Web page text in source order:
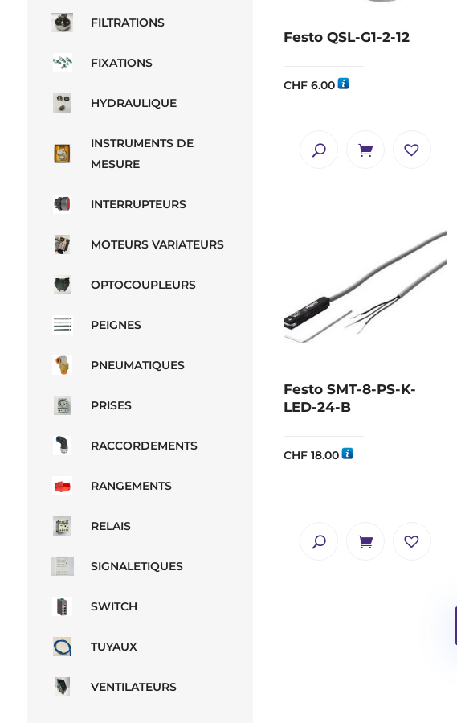
Festo QSL-G1-2-12
CHF 6.00
Festo SMT-8-PS-K-
LED-24-B
CHF 18.00
FILTRATIONS
FIXATIONS
HYDRAULIQUE
INSTRUMENTS DE
MESURE
INTERRUPTEURS
MOTEURS VARIATEURS
OPTOCOUPLEURS
PEIGNES
PNEUMATIQUES
PRISES
RACCORDEMENTS
RANGEMENTS
RELAIS
SIGNALETIQUES
SWITCH
TUYAUX
VENTILATEURS